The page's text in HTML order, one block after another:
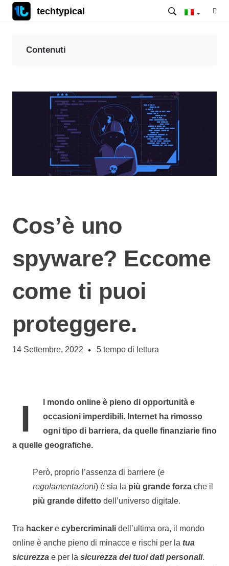
techtypical
Cos’è uno
spyware? Eccome
come ti puoi
proteggere.
14 Settembre, 2022 5 tempo di lettura
Il mondo online è pieno di opportunità e
occasioni imperdibili. Internet ha rimosso
ogni tipo di barriera, da quelle finanziarie fino
a quelle geografiche.
Però, proprio l’assenza di barriere (e
regolamentazioni) è sia la più grande forzache il
più grande difettodell’universo digitale.
Tra hackere cybercriminalidell’ultima ora, il mondo
online è anche pieno di minacce e rischi per la tua
sicurezzae per la sicurezza dei tuoi dati personali.
Contenuti